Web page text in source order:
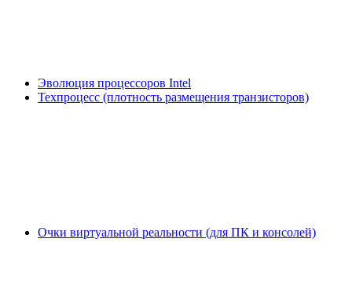
Эволюция процессоров Intel
Техпроцесс (плотность размещения транзисторов)
Очки виртуальной реальности (для ПК и консолей)